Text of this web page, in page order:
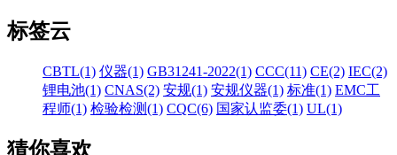
标签云
CBTL(1) 仪器(1) GB31241-2022(1) CCC(11) CE(2) IEC(2)
锂电池(1) CNAS(2) 安规(1) 安规仪器(1) 标准(1) EMC工
程师(1) 检验检测(1) CQC(6) 国家认监委(1) UL(1)
猜你喜欢